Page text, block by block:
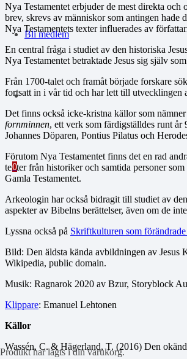
Bli medlem
0
Produkthar lagts i din varukorg.
Nya Testamentet erbjuder de mest direkta
brev, skrevs av människor som antingen hade
Nya Testamentets texter influerades av
En central fråga i studiet av den historiska
Nya Testamentet betraktade Jesus sig själv
Från 1700-talet och framåt började forskare
fortsatt in i vår tid och har lett till utvecklingen
Det finns också icke-kristna källor som
fornminnen, ett verk som färdigställdes runt
Johannes Döparen, Pontius Pilatus och
Förutom Nya Testamentet finns det en rad
texter från historiker och samtida personer
Gamla Testamentet.
Arkeologin har också bidragit till studiet av
aspekter av Bibelns berättelser, även om de
Lyssna också på Skriftkulturen som
Bild: Den äldsta kända avbildningen av Jesus
Wikipedia, public domain.
Musik: Ragnarok 2020 av Bzur, Storyblock
Klippare: Emanuel Lehtonen
Källor
Wassén, C. & Hägerland, T. (2016) Den